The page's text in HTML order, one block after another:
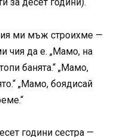
за десет години).
ми мъж строихме —
чия да е. „Мамо, на
банята.“ „Мамо,
„Мамо, боядисай
години сестра —